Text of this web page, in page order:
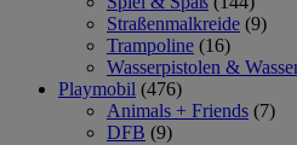
Straßenmalkreide (9)
Trampoline (16)
Wasserpistolen &
Playmobil (476)
Animals + Friends (7)
DFB (9)